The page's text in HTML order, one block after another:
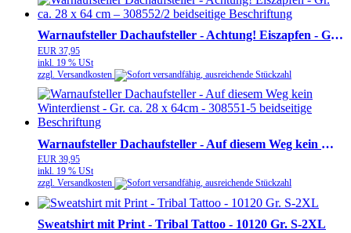
Warnaufsteller Dachaufsteller - Achtung! Eiszapfen - Gr. ca. 28 x 64 cm – 308552/2 beidseitige Beschriftung
EUR 37,95
inkl. 19 % USt
zzgl. Versandkosten
Warnaufsteller Dachaufsteller - Auf diesem Weg kein Winterdienst - Gr. ca. 28 x 64cm - 308551-5 beidseitige Beschriftung
EUR 39,95
inkl. 19 % USt
zzgl. Versandkosten
Sweatshirt mit Print - Tribal Tattoo - 10120 Gr. S-2XL